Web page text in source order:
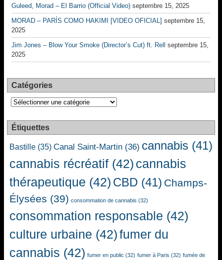
Guleed, Morad – El Barrio (Official Video) septembre 15, 2025
MORAD – PARÍS COMO HAKIMI [VIDEO OFICIAL] septembre 15,
2025
Jim Jones – Blow Your Smoke (Director’s Cut) ft. Rell
septembre 15,
2025
Catégories
Catégories
Étiquettes
Bastille (35) Canal Saint-Martin (36) cannabis (41)
cannabis récréatif (42) cannabis
thérapeutique (42) CBD (41) Champs-
Élysées (39) consommation de cannabis (32)
consommation responsable (42)
culture urbaine (42)fumer du
cannabis (42) fumer en public (32) fumer à Paris (32) fumée de